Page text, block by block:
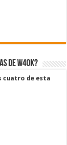
de W40k?
cuatro de esta